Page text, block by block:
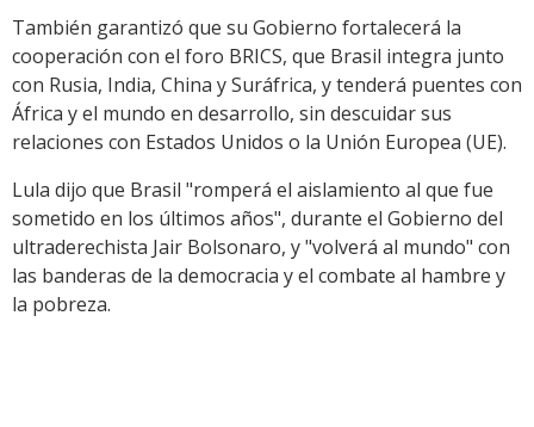
También garantizó que su Gobierno fortalecerá la
cooperación con el foro BRICS, que Brasil integra junto
con Rusia, India, China y Suráfrica, y tenderá puentes con
África y el mundo en desarrollo, sin descuidar sus
relaciones con Estados Unidos o la Unión Europea (UE).
Lula dijo que Brasil "romperá el aislamiento al que fue
sometido en los últimos años", durante el Gobierno del
ultraderechista Jair Bolsonaro, y "volverá al mundo" con
las banderas de la democracia y el combate al hambre y
la pobreza.